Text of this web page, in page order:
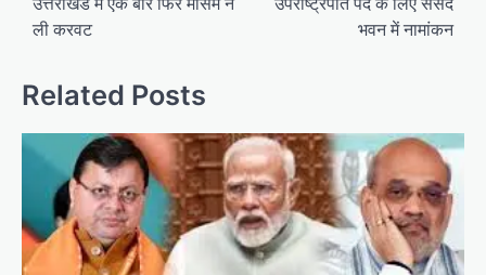
ली करवट
भवन में नामांकन
Related Posts